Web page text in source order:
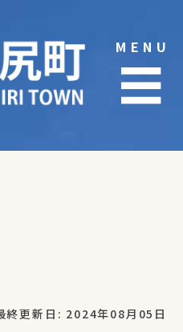
MENU
☰
終更新日: 2024年08月05日